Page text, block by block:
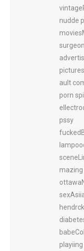
nudde
ault
porn
pssy
mazing